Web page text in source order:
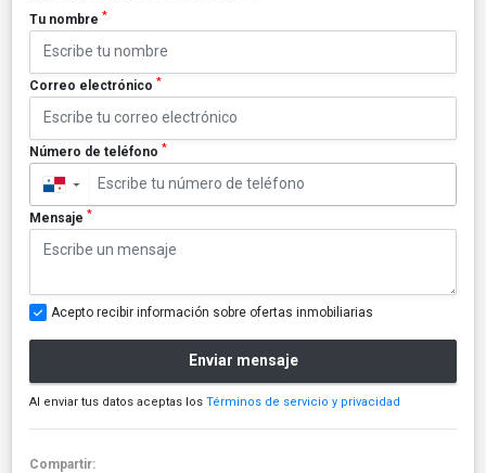
Tu nombre *
Correo electrónico *
Número de teléfono *
▼
Mensaje *
Acepto recibir información sobre ofertas inmobiliarias
Enviar mensaje
Al enviar tus datos aceptas los Términos de servicio y privacidad
Compartir: